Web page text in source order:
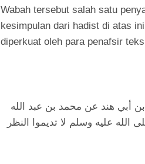
Wabah tersebut salah satu
kesimpulan dari hadist di atas
diperkuat oleh para penafsir
بن أبي هند عن محمد بن عبد الله
عليه وسلم لا تديموا النظر